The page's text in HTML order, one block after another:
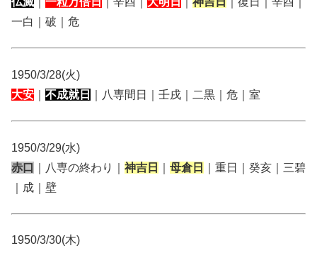
一白｜破｜危
1950/3/28(火)
大安
不成就日 ｜八専間日｜壬戌｜二黒｜危｜室
1950/3/29(水)
赤口
｜八専の終わり｜ 神吉日 母倉日
｜重日｜癸亥｜三碧
｜成｜壁
1950/3/30(木)